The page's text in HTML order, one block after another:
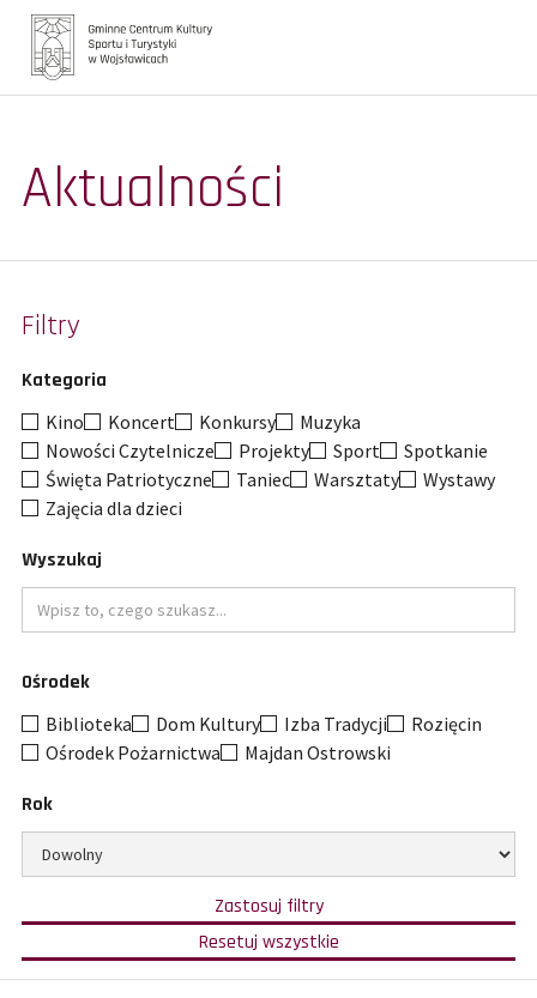
Aktualności
Oferta zajęć
Biblioteka
Kontakt
Aktualności
Filtry
Kategoria
Kino Koncert Konkursy
Muzyka
Nowości Czytelnicze
Projekty Sport
Spotkanie
Święta Patriotyczne
Taniec Warsztaty
Wystawy
Zajęcia dla dzieci
Wyszukaj
to
czego
szukasz
Ośrodek
Biblioteka Dom Kultury Izba Tradycji
Rozięcin
Ośrodek Pożarnictwa
Majdan Ostrowski
Rok
Ogranicz
wybór
określonego
roku
Zastosuj filtryw
oparciu
o
wybrane
kategorie,
ośrodki
Resetuj wszystkiefiltry
i
wszystkie